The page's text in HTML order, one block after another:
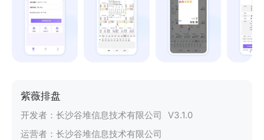
紫薇排盘
开发者： 长沙谷堆信息技术有限公司 V3.1.0
运营者： 长沙谷堆信息技术有限公司